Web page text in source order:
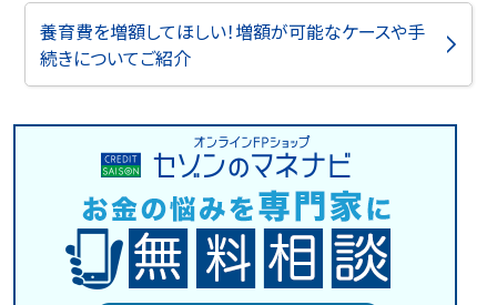
養育費を増額してほしい！増額が可能なケースや手
続きについてご紹介